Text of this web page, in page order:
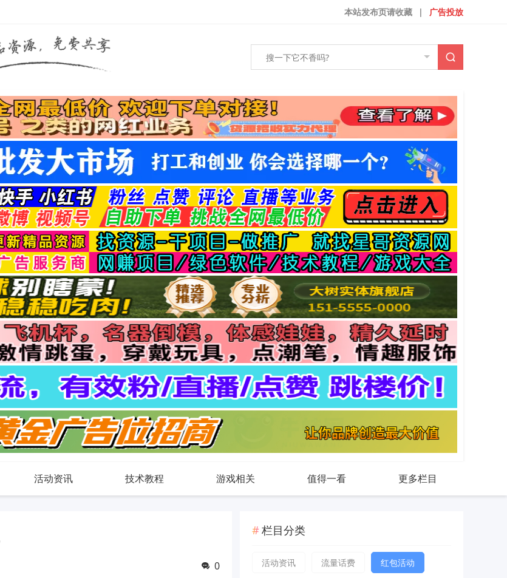
广告投放
|
本站发布页请收藏
活动资讯 技术教程 游戏相关 值得一看 更多栏目
0
栏目分类
活动资讯 流量话费 红包活动